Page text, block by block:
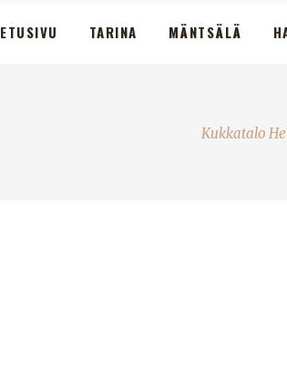
ETUSIVU TARINA MÄNTSÄLÄ
Kukkatalo